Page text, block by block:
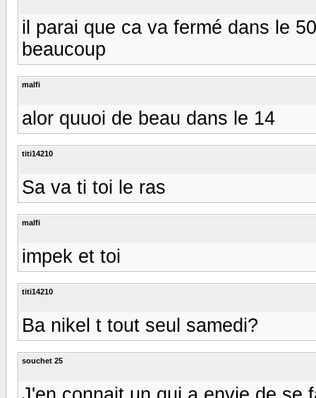
il parai que ca va fermé dans le
beaucoup
malfi
alor quuoi de beau dans le 14
titi14210
Sa va ti toi le ras
malfi
impek et toi
titi14210
Ba nikel t tout seul samedi?
souchet 25